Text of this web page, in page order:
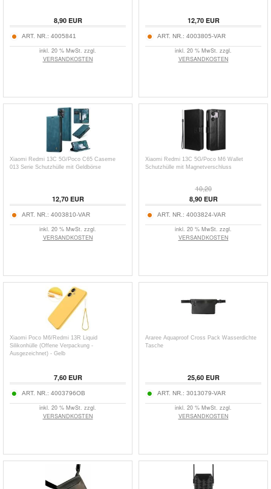
8,90EUR
ART. NR.: 4005841
inkl. 20 % MwSt. zzgl.
VERSANDKOSTEN
12,70EUR
ART. NR.: 4003805-VAR
inkl. 20 % MwSt. zzgl.
VERSANDKOSTEN
Xiaomi Redmi 13C 5G/Poco C65 Caseme
013 Serie Schutzhülle mit Geldbörse
12,70EUR
ART. NR.: 4003810-VAR
inkl. 20 % MwSt. zzgl.
VERSANDKOSTEN
Xiaomi Redmi 13C 5G/Poco M6 Wallet
Schutzhülle mit Magnetverschluss
10,20
8,90EUR
ART. NR.: 4003824-VAR
inkl. 20 % MwSt. zzgl.
VERSANDKOSTEN
Xiaomi Poco M6/Redmi 13R Liquid
Silikonhülle (Offene Verpackung -
Ausgezeichnet) - Gelb
7,60EUR
ART. NR.: 4003796OB
inkl. 20 % MwSt. zzgl.
VERSANDKOSTEN
Araree Aquaproof Cross Pack Wasserdichte
Tasche
25,60EUR
ART. NR.: 3013079-VAR
inkl. 20 % MwSt. zzgl.
VERSANDKOSTEN